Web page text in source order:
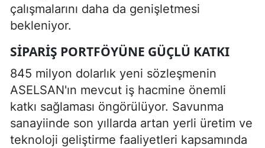
çalışmalarını daha da genişletmesi
bekleniyor.
SIPARIŞ PORTFÖYÜNE GÜÇLÜ KATKI
845 milyon dolarlık yeni sözleşmenin
ASELSAN'ın mevcut iş hacmine önemli
katkı sağlaması öngörülüyor. Savunma
sanayiinde son yıllarda artan yerli üretim ve
teknoloji geliştirme faaliyetleri kapsamında